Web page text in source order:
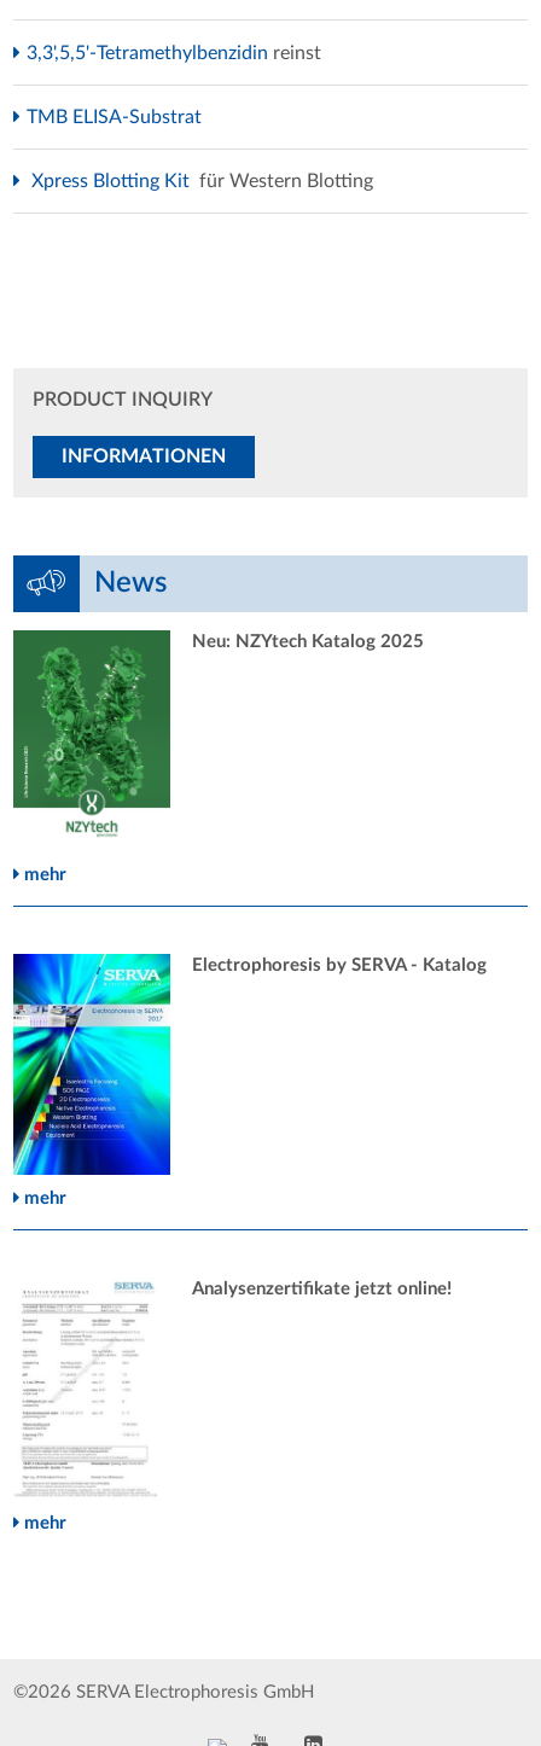
3,3',5,5'-Tetramethylbenzidin reinst
TMB ELISA-Substrat
Xpress Blotting Kit für Western Blotting
PRODUCT INQUIRY
INFORMATIONEN
News
Neu: NZYtech Katalog 2025
mehr
Electrophoresis by SERVA - Katalog
mehr
Analysenzertifikate jetzt online!
mehr
©2026 SERVA Electrophoresis GmbH